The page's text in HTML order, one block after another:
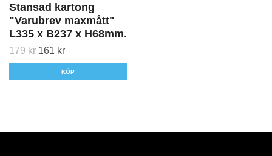
Stansad kartong
"Varubrev maxmått"
L335 x B237 x H68mm.
179 kr 161 kr
KÖP